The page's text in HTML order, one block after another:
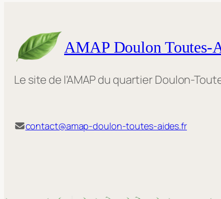
AMAP Doulon Toutes-
Le site de l'AMAP du quartier Doulon-
contact@amap-doulon-toutes-aides.fr